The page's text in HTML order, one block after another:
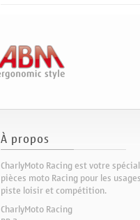
À propos
CharlyMoto Racing est votre
pièces moto Racing pour les
piste loisir et compétition.
CharlyMoto Racing